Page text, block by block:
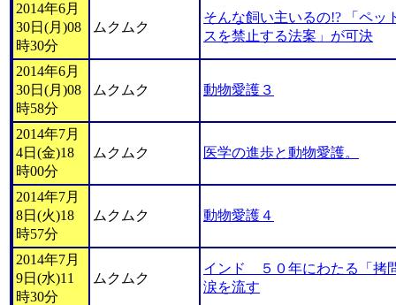
2014年6月
30日(月)08
時30分
ムクムク
そんな飼い主いるの!? 「ペッ
スを禁止する法案」が可決
2014年6月
30日(月)08
時58分
ムクムク 動物愛護３
2014年7月
4日(金)18
時00分
ムクムク 医学の進歩と動物愛護。
2014年7月
8日(火)18
時57分
ムクムク 動物愛護４
2014年7月
9日(水)11
時30分
ムクムク
インド ５０年にわたる「拷
涙を流す